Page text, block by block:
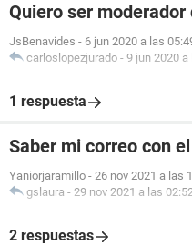
Quiero ser moderador
JsBenavides - 6 jun 2020 a las
carloslopezjurado - 9 jun 2020 a
1 respuesta
Saber mi correo con
Yaniorjaramillo - 26 nov 2021 a las
gslaura - 29 nov 2021 a las
2 respuestas